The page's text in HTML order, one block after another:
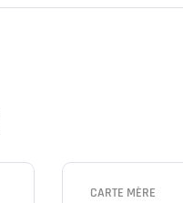
CARTE MÈRE